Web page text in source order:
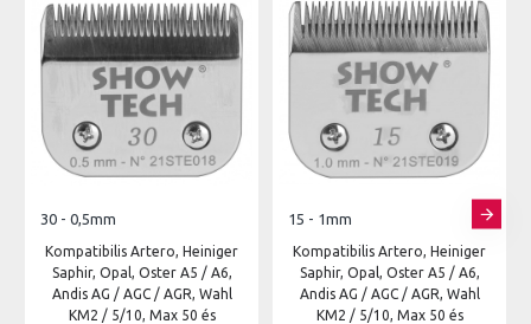
30 - 0,5mm
Kompatibilis Artero, Heiniger
Saphir, Opal, Oster A5 / A6,
Andis AG / AGC / AGR, Wahl
KM2 / 5/10, Max 50 és
15 - 1mm
Kompatibilis Artero, Heiniger
Saphir, Opal, Oster A5 / A6,
Andis AG / AGC / AGR, Wahl
KM2 / 5/10, Max 50 és